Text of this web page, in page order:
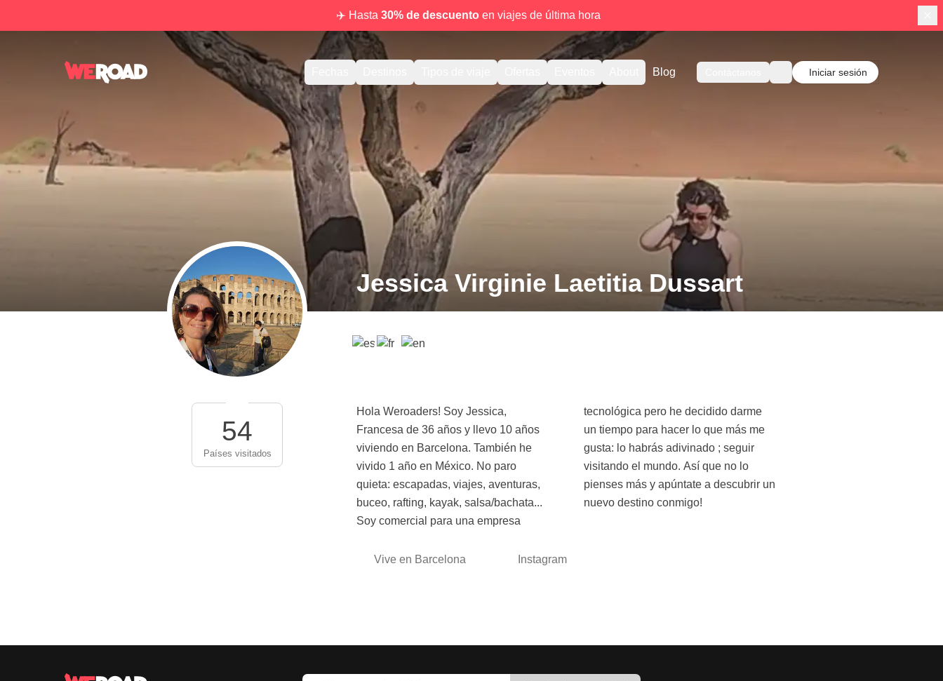
✈️ Hasta 30% de descuentoen viajes de última hora
Blog Iniciar sesión
Jessica Virginie Laetitia Dussart
54
Países visitados
Hola Weroaders! Soy Jessica,
Francesa de 36 años y llevo 10 años
viviendo en Barcelona. También he
vivido 1 año en México. No paro
quieta: escapadas, viajes, aventuras,
buceo, rafting, kayak, salsa/bachata...
Soy comercial para una empresa
tecnológica pero he decidido darme
un tiempo para hacer lo que más me
gusta: lo habrás adivinado ; seguir
visitando el mundo. Así que no lo
pienses más y apúntate a descubrir un
nuevo destino conmigo!
Vive en Barcelona Instagram